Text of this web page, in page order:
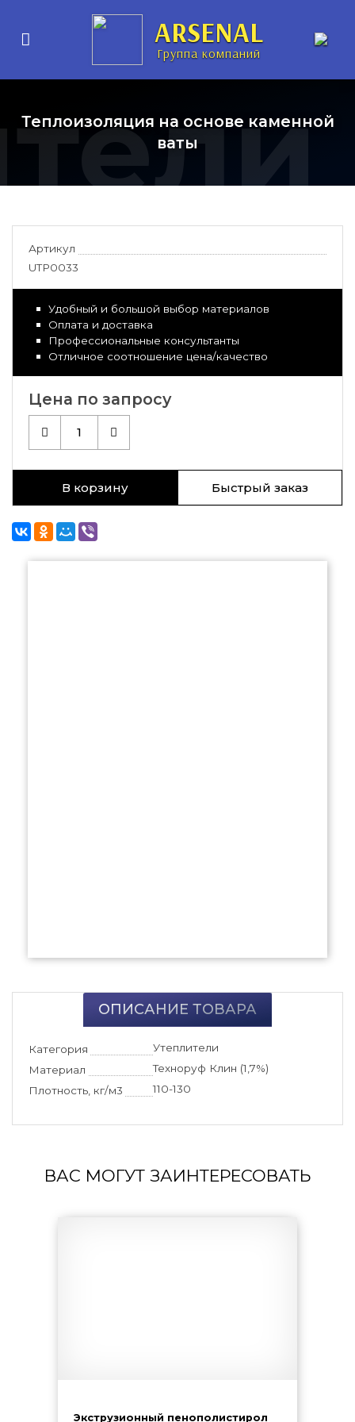
ARSENAL
Группа компаний
Теплоизоляция на основе каменной
ваты
Артикул
UTP0033
Удобный и большой выбор материалов
Оплата и доставка
Профессиональные консультанты
Отличное соотношение цена/качество
Цена по запросу
1
В корзину Быстрый заказ
ОПИСАНИЕ ТОВАРА
Категория
Утеплители
Материал
Техноруф Клин (1,7%)
Плотность, кг/м3
110-130
ВАС МОГУТ ЗАИНТЕРЕСОВАТЬ
Экструзионный пенополистирол